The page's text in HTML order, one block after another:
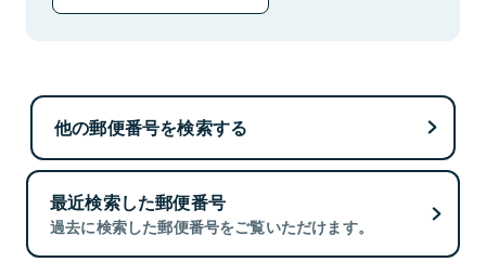
他の郵便番号を検索する
最近検索した郵便番号
過去に検索した郵便番号をご覧いただけます。